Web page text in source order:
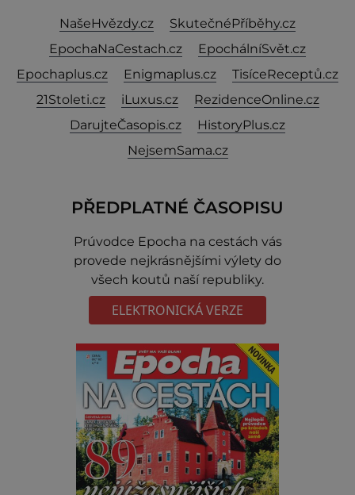
NašeHvězdy.cz
SkutečnéPříběhy.cz
EpochaNaCestach.cz
EpochálníSvět.cz
Epochaplus.cz
Enigmaplus.cz
TisíceReceptů.cz
21Stoleti.cz
iLuxus.cz
RezidenceOnline.cz
DarujteČasopis.cz
HistoryPlus.cz
NejsemSama.cz
PŘEDPLATNÉ ČASOPISU
Prúvodce Epocha na cestách vás
provede nejkrásnějšími výlety do
všech koutů naší republiky.
ELEKTRONICKÁ VERZE